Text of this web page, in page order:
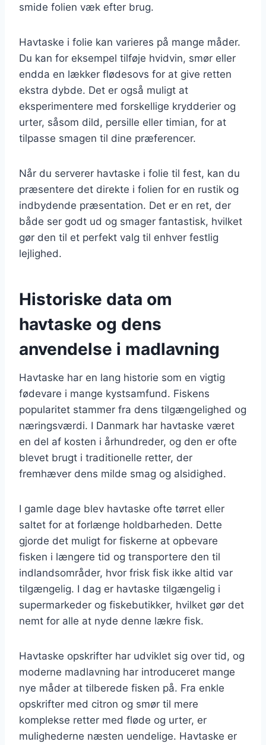
smide folien væk efter brug.
Havtaske i folie kan varieres på mange måder.
Du kan for eksempel tilføje hvidvin, smør eller
endda en lækker flødesovs for at give retten
ekstra dybde. Det er også muligt at
eksperimentere med forskellige krydderier og
urter, såsom dild, persille eller timian, for at
tilpasse smagen til dine præferencer.
Når du serverer havtaske i folie til fest, kan du
præsentere det direkte i folien for en rustik og
indbydende præsentation. Det er en ret, der
både ser godt ud og smager fantastisk, hvilket
gør den til et perfekt valg til enhver festlig
lejlighed.
Historiske data om
havtaske og dens
anvendelse i madlavning
Havtaske har en lang historie som en vigtig
fødevare i mange kystsamfund. Fiskens
popularitet stammer fra dens tilgængelighed og
næringsværdi. I Danmark har havtaske været
en del af kosten i århundreder, og den er ofte
blevet brugt i traditionelle retter, der
fremhæver dens milde smag og alsidighed.
I gamle dage blev havtaske ofte tørret eller
saltet for at forlænge holdbarheden. Dette
gjorde det muligt for fiskerne at opbevare
fisken i længere tid og transportere den til
indlandsområder, hvor frisk fisk ikke altid var
tilgængelig. I dag er havtaske tilgængelig i
supermarkeder og fiskebutikker, hvilket gør det
nemt for alle at nyde denne lækre fisk.
Havtaske opskrifter har udviklet sig over tid, og
moderne madlavning har introduceret mange
nye måder at tilberede fisken på. Fra enkle
opskrifter med citron og smør til mere
komplekse retter med fløde og urter, er
mulighederne næsten uendelige. Havtaske er